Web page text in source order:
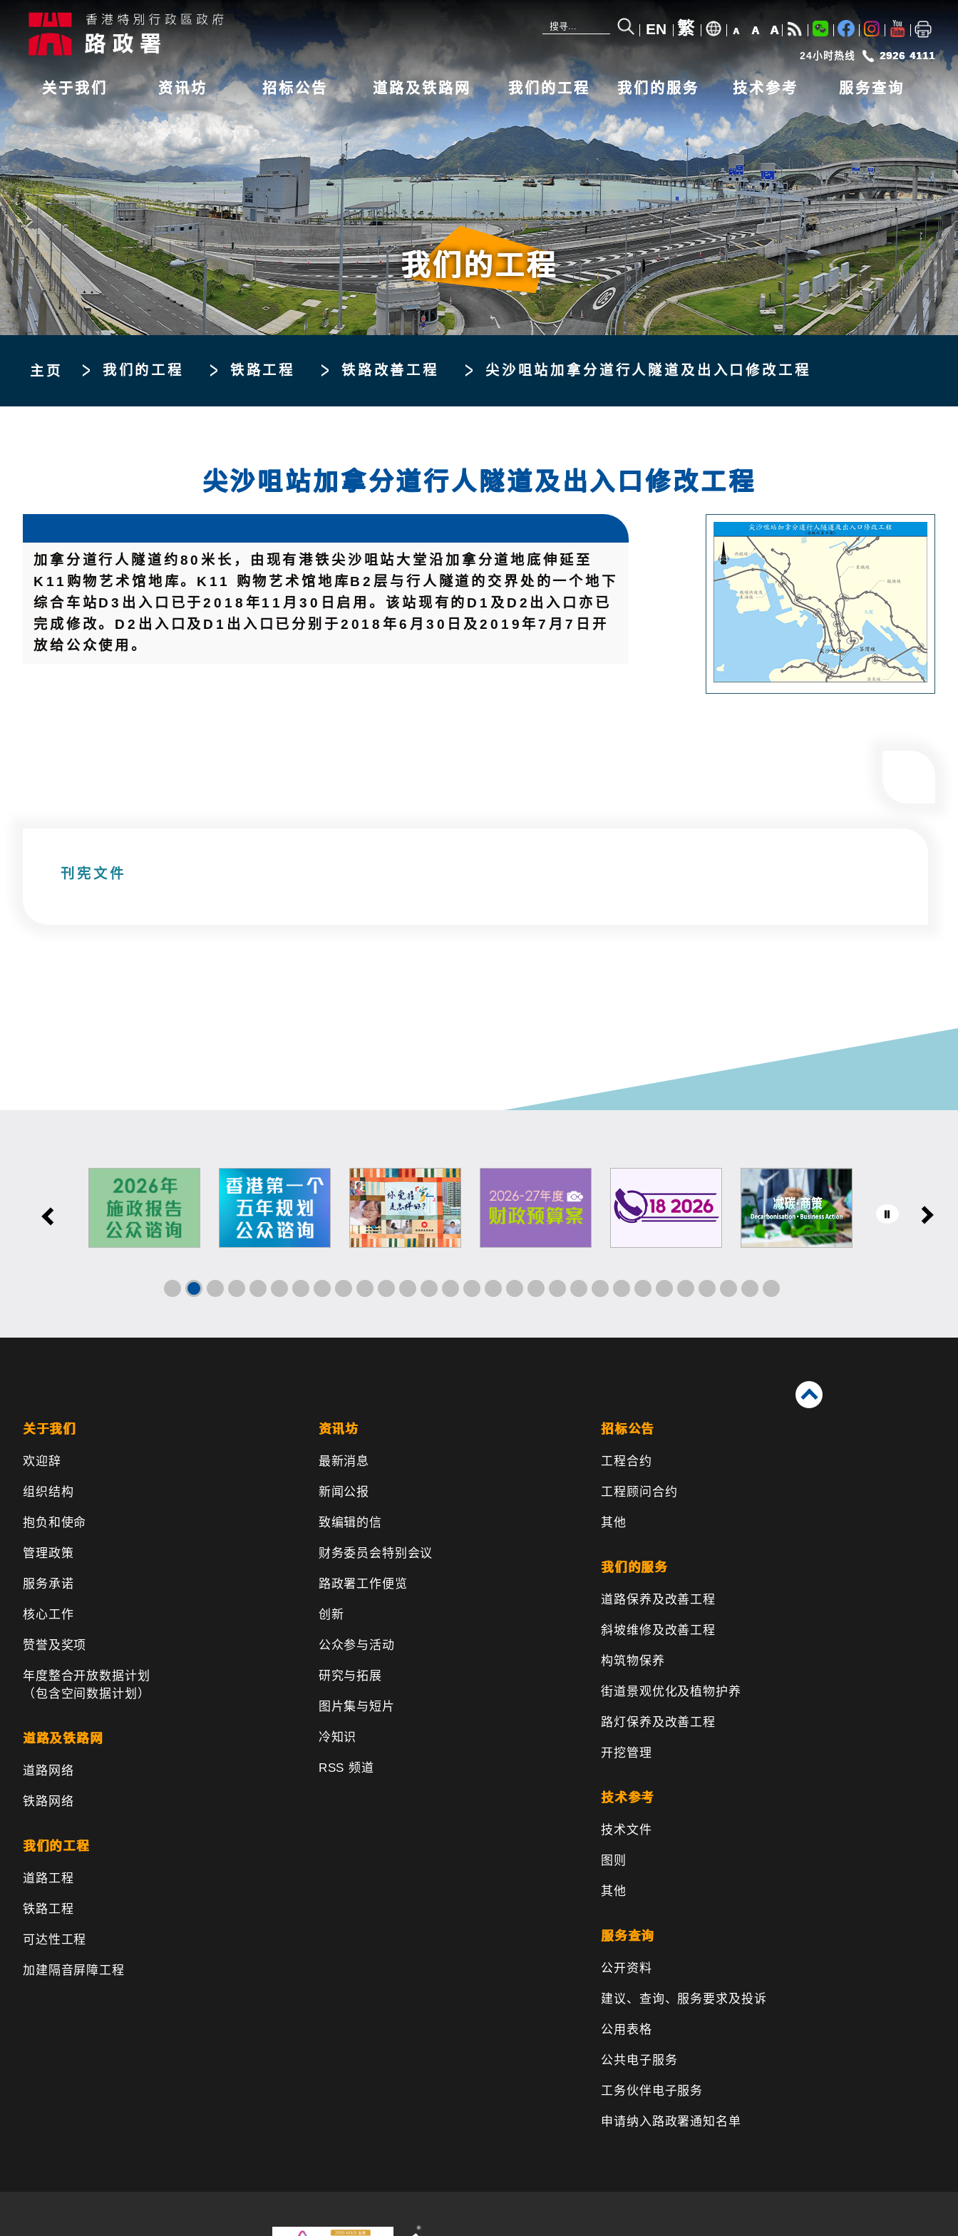
EN 繁 A A A
24小时热线 2926 4111
关于我们 资讯坊 招标公告 道路及铁路网 我们的工程 我们的服务 技术参考 服务查询
主页
我们的工程
我们的工程 铁路工程 铁路改善工程 尖沙咀站加拿分道行人隧道及出入口修改工程
尖沙咀站加拿分道行人隧道及出入口修改工程
加拿分道行人隧道约80米长，由现有港铁尖沙咀站大堂沿加拿分道地底伸延至
K11购物艺术馆地库。K11 购物艺术馆地库B2层与行人隧道的交界处的一个地下
综合车站D3出入口已于2018年11月30日启用。该站现有的D1及D2出入口亦已
完成修改。D2出入口及D1出入口已分别于2018年6月30日及2019年7月7日开
放给公众使用。
刊宪文件
关于我们
欢迎辞
组织结构
抱负和使命
管理政策
服务承诺
核心工作
赞誉及奖项
年度整合开放数据计划
（包含空间数据计划）
道路及铁路网
道路网络
铁路网络
我们的工程
道路工程
铁路工程
可达性工程
加建隔音屏障工程
资讯坊
最新消息
新闻公报
致编辑的信
财务委员会特别会议
路政署工作便览
创新
公众参与活动
研究与拓展
图片集与短片
冷知识
RSS 频道
招标公告
工程合约
工程顾问合约
其他
我们的服务
道路保养及改善工程
斜坡维修及改善工程
构筑物保养
街道景观优化及植物护养
路灯保养及改善工程
开挖管理
技术参考
技术文件
图则
其他
服务查询
公开资料
建议、查询、服务要求及投诉
公用表格
公共电子服务
工务伙伴电子服务
申请纳入路政署通知名单